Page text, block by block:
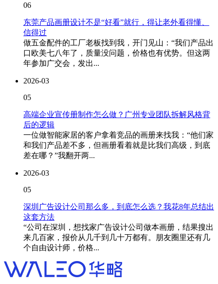
06
东莞产品画册设计不是“好看”就行，得让老外看得懂、
信得过
做五金配件的工厂老板找到我，开门见山：“我们产品出
口欧美七八年了，质量没问题，价格也有优势。但这两
年参加广交会，发出...
2026-03
05
高端企业宣传册制作怎么做？广州专业团队拆解风格背
后的逻辑
一位做智能家居的客户拿着竞品的画册来找我：“他们家
和我们产品差不多，但画册看着就是比我们高级，到底
差在哪？”我翻开两...
2026-03
05
深圳广告设计公司那么多，到底怎么选？我花8年总结出
这套方法
“公司在深圳，想找家广告设计公司做本画册，结果搜出
来几百家，报价从几千到几十万都有。朋友圈里还有几
个自由设计师，价格...